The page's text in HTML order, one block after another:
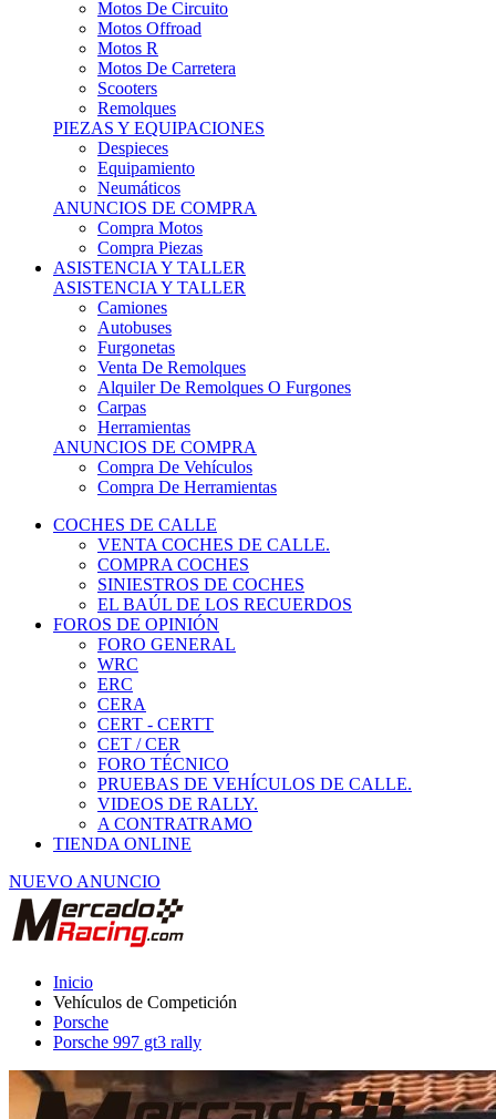
Motos R
Motos De Carretera
Scooters
Remolques
PIEZAS Y EQUIPACIONES
Despieces
Equipamiento
Neumáticos
ANUNCIOS DE COMPRA
Compra Motos
Compra Piezas
ASISTENCIA Y TALLER
ASISTENCIA Y TALLER
Camiones
Autobuses
Furgonetas
Venta De Remolques
Alquiler De Remolques O Furgones
Carpas
Herramientas
ANUNCIOS DE COMPRA
Compra De Vehículos
Compra De Herramientas
COCHES DE CALLE
VENTA COCHES DE CALLE.
COMPRA COCHES
SINIESTROS DE COCHES
EL BAÚL DE LOS RECUERDOS
FOROS DE OPINIÓN
FORO GENERAL
WRC
ERC
CERA
CERT - CERTT
CET / CER
FORO TÉCNICO
PRUEBAS DE VEHÍCULOS DE CALLE.
VIDEOS DE RALLY.
A CONTRATRAMO
TIENDA ONLINE
NUEVO ANUNCIO
Vehículos de Competición
Porsche
Porsche 997 gt3 rally